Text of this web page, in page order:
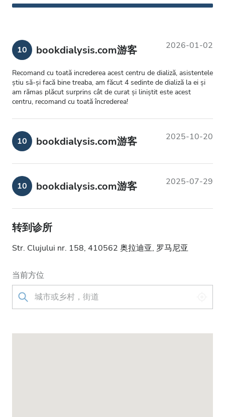
10 bookdialysis.com游客 2026-01-02
Recomand cu toată increderea acest centru de dializă, asistentele
știu să-și facă bine treaba, am făcut 4 sedinte de dializă la ei și
am rămas plăcut surprins cât de curat și liniștit este acest
centru, recomand cu toată încrederea!
10 bookdialysis.com游客 2025-10-20
10 bookdialysis.com游客 2025-07-29
转到诊所
Str. Clujului nr. 158, 410562 奥拉迪亚, 罗马尼亚
当前方位